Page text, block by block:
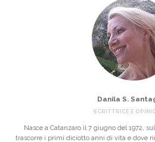
Danila S.
SCRITTRICE E
Nasce a Catanzaro il 7 giugno del 1972,
trascorre i primi diciotto anni di vita e dove